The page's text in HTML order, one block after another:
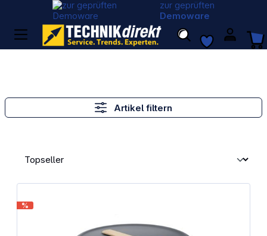
zur geprüften
Demoware
Artikel filtern
%